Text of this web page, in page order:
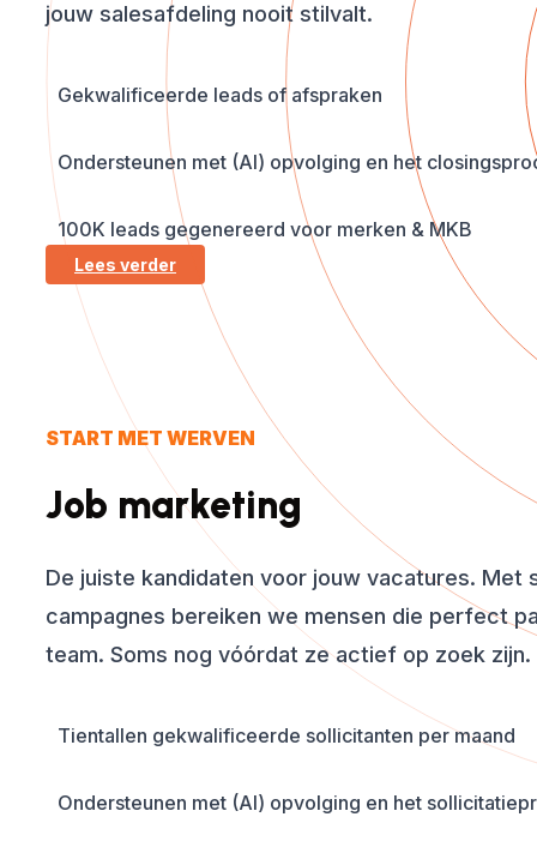
jouw salesafdeling nooit stilvalt.
Gekwalificeerde leads of afspraken
Ondersteunen met (AI) opvolging en het
100K leads gegenereerd voor merken & MKB
Lees verder
START MET WERVEN
Job marketing
De juiste kandidaten voor jouw vacatures. Met
campagnes bereiken we mensen die perfect
team. Soms nog vóórdat ze actief op zoek zijn.
Tientallen gekwalificeerde sollicitanten per maand
Ondersteunen met (AI) opvolging en het